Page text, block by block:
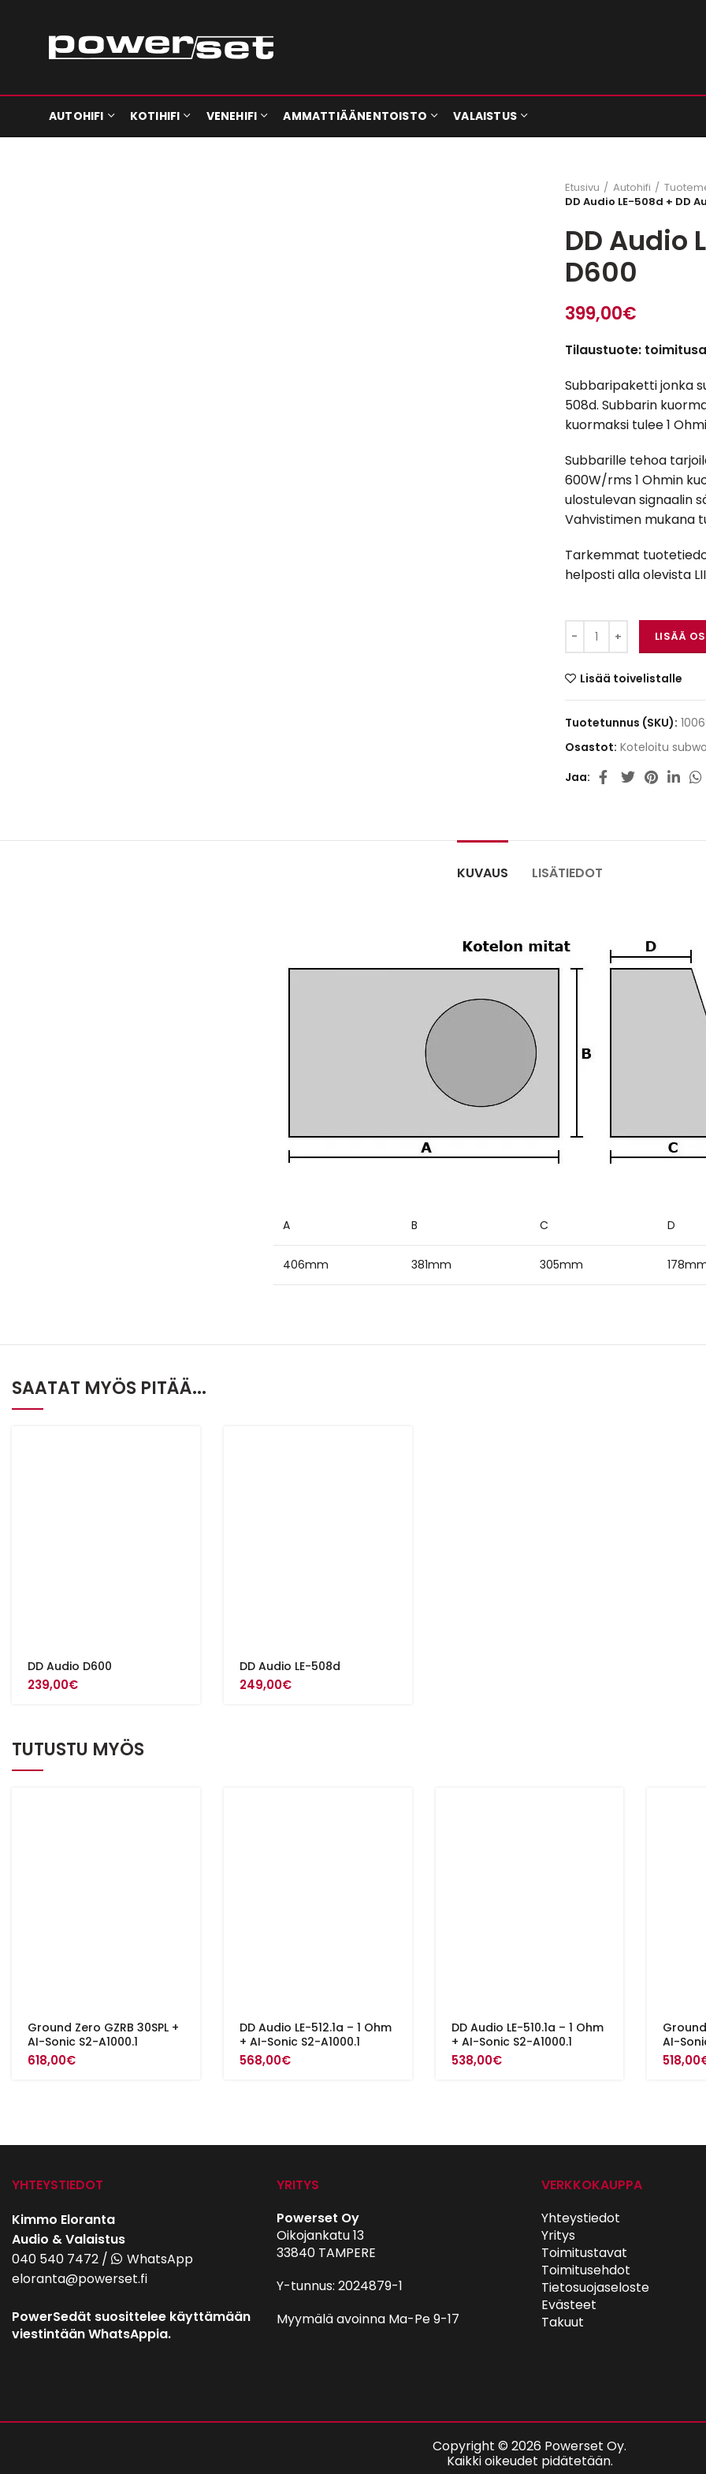
AUTOHIFI KOTIHIFI VENEHIFI AMMATTIÄÄNENTOISTO VALAISTUS
Etusivu Autohifi
DD Audio LE-508d + DD
DD Audio
D600
399,00€
Tilaustuote:
Subbaripaketti jonka
508d. Subbarin
kuormaksi tulee 1
Subbarille tehoa
600W/rms 1 Ohmin
ulostulevan signaalin
Vahvistimen mukana
Tarkemmat
helposti alla olevista
DD Audio LE-508d +
LISÄÄ
Lisää toivelistalle
Tuotetunnus (SKU):
Osastot: Koteloitu
Jaa
KUVAUS LISÄTIEDOT
A B C D
406mm 381mm 305mm
SAATAT MYÖS PITÄÄ...
DD Audio D600
239,00€
DD Audio LE-508d
249,00€
TUTUSTU MYÖS
Ground Zero GZRB 30SPL +
AI-Sonic S2-A1000.1
618,00€
DD Audio LE-512.1a – 1 Ohm
+ AI-Sonic S2-A1000.1
568,00€
DD Audio LE-510.1a – 1 Ohm
+ AI-Sonic S2-A1000.1
538,00€
Ground
AI-
518,00
YHTEYSTIEDOT
Kimmo Eloranta
Audio & Valaistus
040 540 7472 /
WhatsApp
eloranta@powerset.fi
PowerSedät suosittelee käyttämään
viestintään WhatsAppia.
YRITYS
Powerset Oy
Oikojankatu 13
33840 TAMPERE
Y-tunnus: 2024879-1
Myymälä avoinna Ma-Pe 9-17
VERKKOKAUPPA
Yhteystiedot
Yritys
Toimitustavat
Toimitusehdot
Tietosuojaseloste
Evästeet
Takuut
Copyright © 2026 Powerset Oy.
Kaikki oikeudet pidätetään.